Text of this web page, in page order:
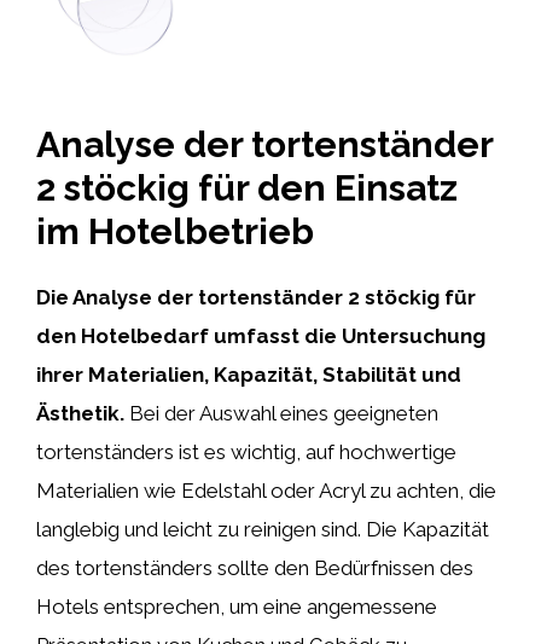
Analyse der tortenständer
2 stöckig für den Einsatz
im Hotelbetrieb
Die Analyse der tortenständer 2 stöckig für
den Hotelbedarf umfasst die Untersuchung
ihrer Materialien, Kapazität, Stabilität und
Ästhetik. Bei der Auswahl eines geeigneten
tortenständers ist es wichtig, auf hochwertige
Materialien wie Edelstahl oder Acryl zu achten, die
langlebig und leicht zu reinigen sind. Die Kapazität
des tortenständers sollte den Bedürfnissen des
Hotels entsprechen, um eine angemessene